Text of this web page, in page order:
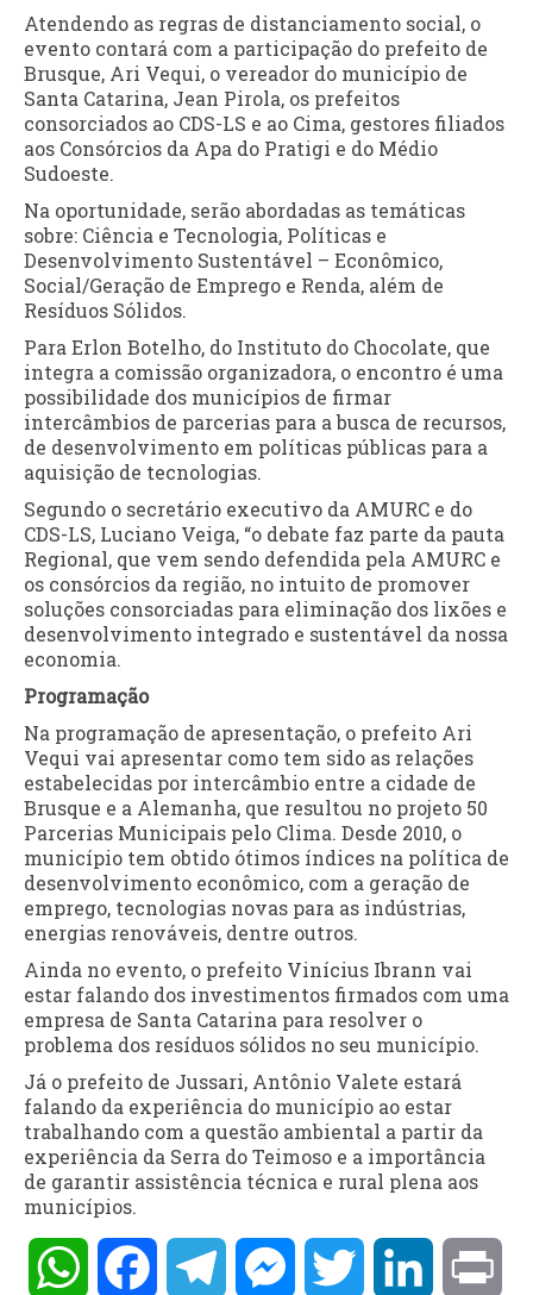
Atendendo as regras de distanciamento social, o
evento contará com a participação do prefeito de
Brusque, Ari Vequi, o vereador do município de
Santa Catarina, Jean Pirola, os prefeitos
consorciados ao CDS-LS e ao Cima, gestores filiados
aos Consórcios da Apa do Pratigi e do Médio
Sudoeste.
Na oportunidade, serão abordadas as temáticas
sobre: Ciência e Tecnologia, Políticas e
Desenvolvimento Sustentável – Econômico,
Social/Geração de Emprego e Renda, além de
Resíduos Sólidos.
Para Erlon Botelho, do Instituto do Chocolate, que
integra a comissão organizadora, o encontro é uma
possibilidade dos municípios de firmar
intercâmbios de parcerias para a busca de recursos,
de desenvolvimento em políticas públicas para a
aquisição de tecnologias.
Segundo o secretário executivo da AMURC e do
CDS-LS, Luciano Veiga, “o debate faz parte da pauta
Regional, que vem sendo defendida pela AMURC e
os consórcios da região, no intuito de promover
soluções consorciadas para eliminação dos lixões e
desenvolvimento integrado e sustentável da nossa
economia.
Programação
Na programação de apresentação, o prefeito Ari
Vequi vai apresentar como tem sido as relações
estabelecidas por intercâmbio entre a cidade de
Brusque e a Alemanha, que resultou no projeto 50
Parcerias Municipais pelo Clima. Desde 2010, o
município tem obtido ótimos índices na política de
desenvolvimento econômico, com a geração de
emprego, tecnologias novas para as indústrias,
energias renováveis, dentre outros.
Ainda no evento, o prefeito Vinícius Ibrann vai
estar falando dos investimentos firmados com uma
empresa de Santa Catarina para resolver o
problema dos resíduos sólidos no seu município.
Já o prefeito de Jussari, Antônio Valete estará
falando da experiência do município ao estar
trabalhando com a questão ambiental a partir da
experiência da Serra do Teimoso e a importância
de garantir assistência técnica e rural plena aos
municípios.
WhatsAppFacebookTelegramMessengerTwitter LinkedIn